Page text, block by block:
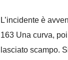
in piazza
L’incidente è
163 Una curva,
lasciato scampo.